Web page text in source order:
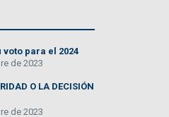
voto para el 2024
de 2023
O LA DECISIÓN
de 2023